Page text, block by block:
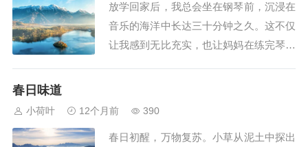
发热，带来温暖呵护。 它的神奇之处远
不止于此...
放学回家后，我总会坐在钢琴前，沉浸在
音乐的海洋中长达三十分钟之久。这不仅
让我感到无比充实，也让妈妈在练完琴后
的比赛，在寓教于乐中提升我的记忆能
春日味道
小荷叶 12个月前 390
春日初醒，万物复苏。小草从泥土中探出